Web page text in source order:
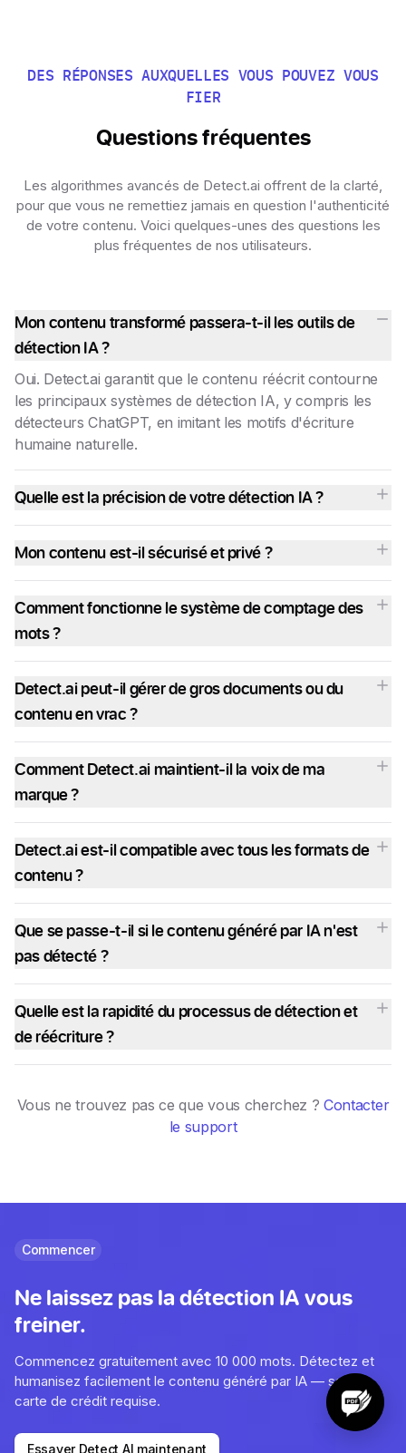
DES RÉPONSES AUXQUELLES VOUS POUVEZ VOUS
FIER
Questions fréquentes
Les algorithmes avancés de Detect.ai offrent de la clarté,
pour que vous ne remettiez jamais en question l'authenticité
de votre contenu. Voici quelques-unes des questions les
plus fréquentes de nos utilisateurs.
Mon contenu transformé passera-t-il les outils de
détection IA ?
Oui. Detect.ai garantit que le contenu réécrit contourne
les principaux systèmes de détection IA, y compris les
détecteurs ChatGPT, en imitant les motifs d'écriture
humaine naturelle.
Quelle est la précision de votre détection IA ?
Mon contenu est-il sécurisé et privé ?
Comment fonctionne le système de comptage des
mots ?
Detect.ai peut-il gérer de gros documents ou du
contenu en vrac ?
Comment Detect.ai maintient-il la voix de ma
marque ?
Detect.ai est-il compatible avec tous les formats de
contenu ?
Que se passe-t-il si le contenu généré par IA n'est
pas détecté ?
Quelle est la rapidité du processus de détection et
de réécriture ?
Vous ne trouvez pas ce que vous cherchez ? Contacter
le support
Commencer
Ne laissez pas la détection IA vous
freiner.
Commencez gratuitement avec 10 000 mots. Détectez et
humanisez facilement le contenu généré par IA — sans
carte de crédit requise.
Essayer Detect AI maintenant